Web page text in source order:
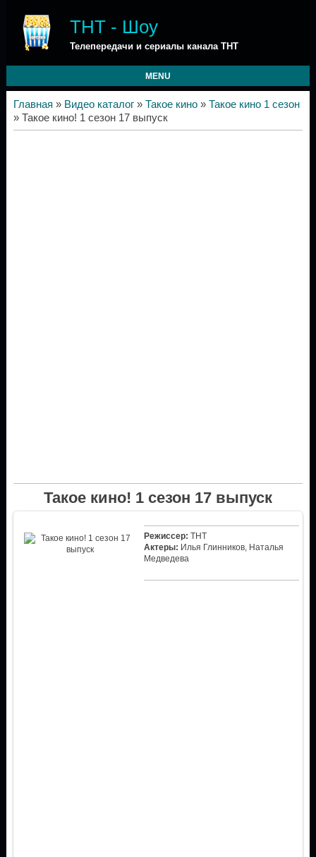
ТНТ - Шоу
Телепередачи и сериалы канала ТНТ
MENU
Главная » Видео каталог» Такое кино» Такое кино 1 сезон
» Такое кино! 1 сезон 17 выпуск
Такое кино! 1 сезон 17 выпуск
Режиссер: ТНТ
Актеры: Илья Глинников, Наталья
Медведева